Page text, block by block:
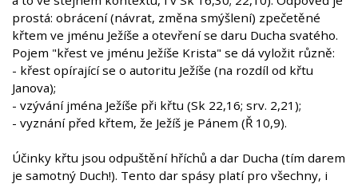
prostá: obrácení (návrat, změna smýšlení) zpečetěné
křtem ve jménu Ježíše a otevření se daru Ducha svatého.
Pojem "křest ve jménu Ježíše Krista" se dá vyložit různě:
- křest opírající se o autoritu Ježíše (na rozdíl od křtu
Janova);
- vzývání jména Ježíše při křtu (Sk 22,16; srv. 2,21);
- vyznání před křtem, že Ježíš je Pánem (Ř 10,9).
Účinky křtu jsou odpuštění hříchů a dar Ducha (tím darem
je samotný Duch!). Tento dar spásy platí pro všechny, i